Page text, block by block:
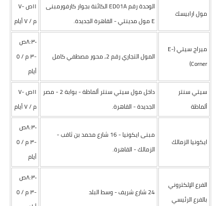
مول ارابيسك
الوحدة رقم ED01A الكائنة بجوار كارفورمبنى
E مول مدينتي - القاهرة الجديدة.
١١ص -۷
م / ۷ أيام
ميراج سيتي (E-
Corner)
المول التجاري رقم 2, محور مصطفي كامل
٨:٣٠ص
-٣ م / ٥
أيام
سيتي سنتر
ألماظة
داخل مول سيتي سنتر ألماظة - بوابة 2 - مصر
الجديدة - القاهرة.
١١ص -۷
م / ۷ أيام
ايكونيا الزمالك
مبنى ايكونيا - 16 شارع محمد بن ثاقب -
الزمالك - القاهرة.
٨:٣٠ص
-٣ م / ٥
أيام
الفرع الإلكتروني
بالفرع الرئيسي
24 شارع شريف - وسط البلد
٨:٣٠ص
-٣ م / ٥